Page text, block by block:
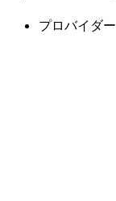
プロバイダー